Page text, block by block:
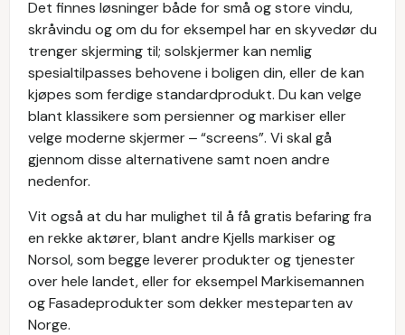
Det finnes løsninger både for små og store vindu,
skråvindu og om du for eksempel har en skyvedør du
trenger skjerming til; solskjermer kan nemlig
spesialtilpasses behovene i boligen din, eller de kan
kjøpes som ferdige standardprodukt. Du kan velge
blant klassikere som persienner og markiser eller
velge moderne skjermer ‒ “screens”. Vi skal gå
gjennom disse alternativene samt noen andre
nedenfor.
Vit også at du har mulighet til å få gratis befaring fra
en rekke aktører, blant andre Kjells markiser og
Norsol, som begge leverer produkter og tjenester
over hele landet, eller for eksempel Markisemannen
og Fasadeprodukter som dekker mesteparten av
Norge.